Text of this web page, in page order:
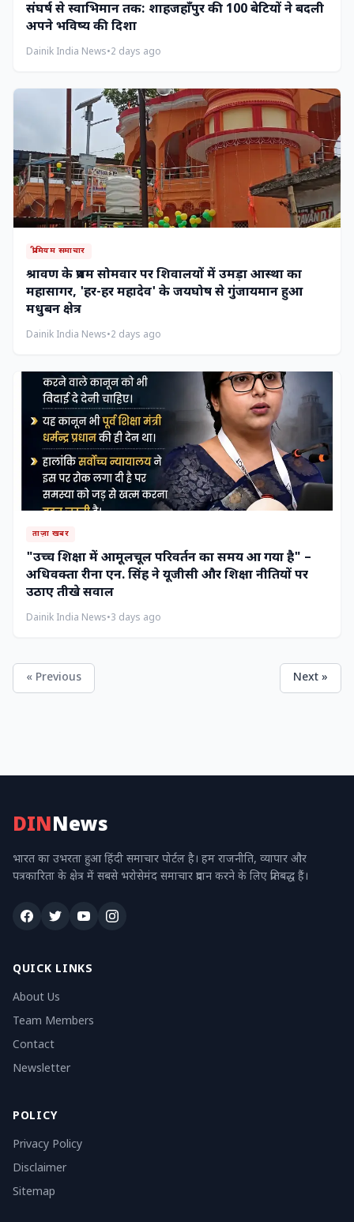
संघर्ष से स्वाभिमान तक: शाहजहाँपुर की 100 बेटियों ने बदली
अपने भविष्य की दिशा
Dainik India News•2 days ago
प्रीमियम समाचार
श्रावण के प्रथम सोमवार पर शिवालयों में उमड़ा आस्था का
महासागर, 'हर-हर महादेव' के जयघोष से गुंजायमान हुआ
मधुबन क्षेत्र
Dainik India News•2 days ago
ताज़ा खबर
"उच्च शिक्षा में आमूलचूल परिवर्तन का समय आ गया है" –
अधिवक्ता रीना एन. सिंह ने यूजीसी और शिक्षा नीतियों पर
उठाए तीखे सवाल
Dainik India News•3 days ago
« Previous Next »
DINNews
भारत का उभरता हुआ हिंदी समाचार पोर्टल है। हम राजनीति, व्यापार और
पत्रकारिता के क्षेत्र में सबसे भरोसेमंद समाचार प्रदान करने के लिए प्रतिबद्ध हैं।
QUICK LINKS
About Us
Team Members
Contact
Newsletter
POLICY
Privacy Policy
Disclaimer
Sitemap